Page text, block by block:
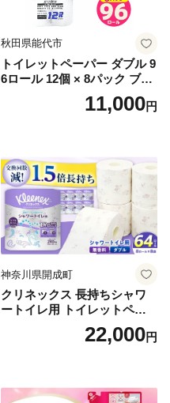
秋田県能代市
トイレットペーパー ダブル 9
6ロール 12個 × 8パック ブラ
ンカ 再生紙 100％ 芯あり 日
用品 消耗品 無香料 生活用品
11,000円
神奈川県開成町
クリネックス 長持ちシャワ
ートイレ用 トイレットペー
パー（ダブル）64ロール(8ロ
ール×8パック) 開成町 トイレ
蓄 防災 エコ 消耗品 生活雑貨
生活用品 無香料 トイレット
22,000円